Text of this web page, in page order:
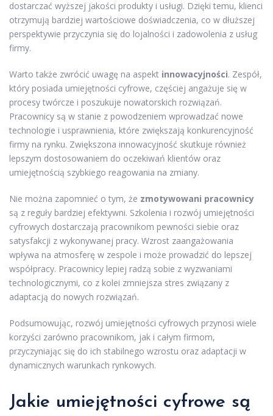
dostarczać wyższej jakości produkty i usługi. Dzięki temu, klienci
otrzymują bardziej wartościowe doświadczenia, co w dłuższej
perspektywie przyczynia się do lojalności i zadowolenia z usług
firmy.
Warto także zwrócić uwagę na aspekt innowacyjności. Zespół,
który posiada umiejętności cyfrowe, częściej angażuje się w
procesy twórcze i poszukuje nowatorskich rozwiązań.
Pracownicy są w stanie z powodzeniem wprowadzać nowe
technologie i usprawnienia, które zwiększają konkurencyjność
firmy na rynku. Zwiększona innowacyjność skutkuje również
lepszym dostosowaniem do oczekiwań klientów oraz
umiejętnością szybkiego reagowania na zmiany.
Nie można zapomnieć o tym, że zmotywowani pracownicy
są z reguły bardziej efektywni. Szkolenia i rozwój umiejętności
cyfrowych dostarczają pracownikom pewności siebie oraz
satysfakcji z wykonywanej pracy. Wzrost zaangażowania
wpływa na atmosferę w zespole i może prowadzić do lepszej
współpracy. Pracownicy lepiej radzą sobie z wyzwaniami
technologicznymi, co z kolei zmniejsza stres związany z
adaptacją do nowych rozwiązań.
Podsumowując, rozwój umiejętności cyfrowych przynosi wiele
korzyści zarówno pracownikom, jak i całym firmom,
przyczyniając się do ich stabilnego wzrostu oraz adaptacji w
dynamicznych warunkach rynkowych.
Jakie umiejętności cyfrowe są